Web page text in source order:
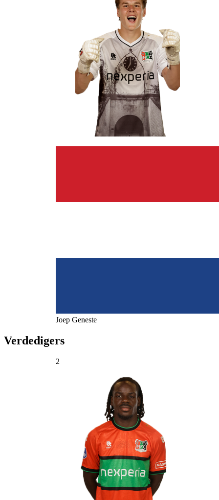
Joep Geneste
Verdedigers
2